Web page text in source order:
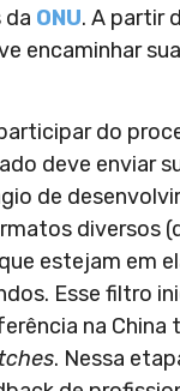
da ONU. A partir
encaminhar
do
deve enviar
de
diversos
estejam em
Esse filtro
na China
. Nessa